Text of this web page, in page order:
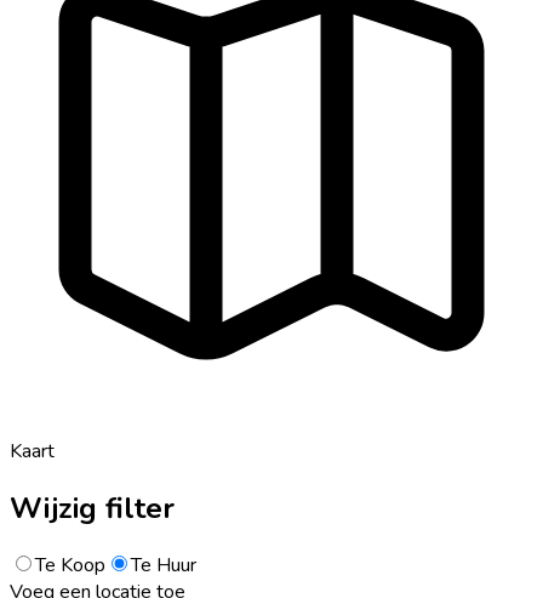
Kaart
Wijzig filter
Te Koop
Te Huur
Voeg een locatie toe